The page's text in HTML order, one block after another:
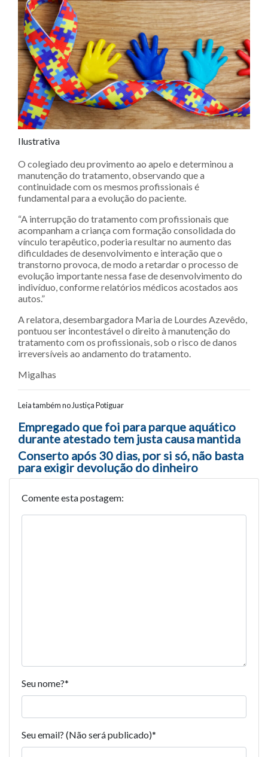
Ilustrativa
O colegiado deu provimento ao apelo e determinou a
manutenção do tratamento, observando que a
continuidade com os mesmos profissionais é
fundamental para a evolução do paciente.
“A interrupção do tratamento com profissionais que
acompanham a criança com formação consolidada do
vínculo terapêutico, poderia resultar no aumento das
dificuldades de desenvolvimento e interação que o
transtorno provoca, de modo a retardar o processo de
evolução importante nessa fase de desenvolvimento do
indivíduo, conforme relatórios médicos acostados aos
autos.”
A relatora, desembargadora Maria de Lourdes Azevêdo,
pontuou ser incontestável o direito à manutenção do
tratamento com os profissionais, sob o risco de danos
irreversíveis ao andamento do tratamento.
Migalhas
Leia também no Justiça Potiguar
Navegação entre posts
Empregado que foi para parque aquático
durante atestado tem justa causa mantida
Conserto após 30 dias, por si só, não basta
para exigir devolução do dinheiro
Comente esta postagem:
Seu nome?*
Seu email? (Não será publicado)*